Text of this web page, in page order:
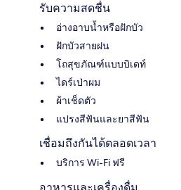
รับความสดชื่น
อ่างอาบน้ำหรือฝักบัว
ฝักบัวสายฝน
โถสุขภัณฑ์แบบบิเดท์
ไดร์เป่าผม
ผ้าเช็ดตัว
แปรงสีฟันและยาสีฟัน
เชื่อมถึงกันได้ตลอดเวลา
บริการ Wi-Fi ฟรี